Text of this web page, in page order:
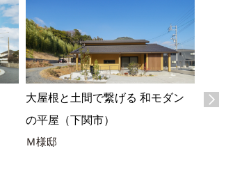
大屋根と土間で繋げる 和モダン
の平屋（下関市）
Ｍ様邸